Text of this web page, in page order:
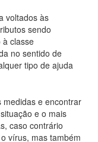
voltados às
sendo
à classe
no sentido de
tipo de ajuda
medidas e encontrar
e o mais
caso contrário
vírus, mas também